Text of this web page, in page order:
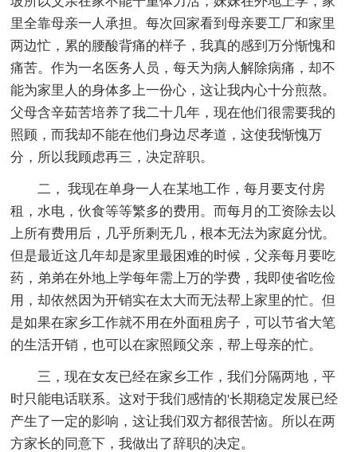
里全靠母亲一人承担。每次回家看到母亲要工厂和家里
两边忙，累的腰酸背痛的样子，我真的感到万分惭愧和
痛苦。作为一名医务人员，每天为病人解除病痛，却不
能为家里人的身体多上一份心，这让我内心十分煎熬。
父母含辛茹苦培养了我二十几年，现在他们很需要我的
照顾，而我却不能在他们身边尽孝道，这使我惭愧万
分，所以我顾虑再三，决定辞职。
二， 我现在单身一人在某地工作，每月要支付房
租，水电，伙食等等繁多的费用。而每月的工资除去以
上所有费用后，几乎所剩无几，根本无法为家庭分忧。
但是最近这几年却是家里最困难的时候，父亲每月要吃
药，弟弟在外地上学每年需上万的学费，我即使省吃俭
用，却依然因为开销实在太大而无法帮上家里的忙。但
是如果在家乡工作就不用在外面租房子，可以节省大笔
的生活开销，也可以在家照顾父亲，帮上母亲的忙。
三，现在女友已经在家乡工作，我们分隔两地，平
时只能电话联系。这对于我们感情的'长期稳定发展已经
产生了一定的影响，这让我们双方都很苦恼。所以在两
方家长的同意下，我做出了辞职的决定。